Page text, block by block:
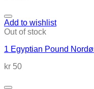
Add to wishlist
Out of stock
1 Egyptian Pound
kr 50